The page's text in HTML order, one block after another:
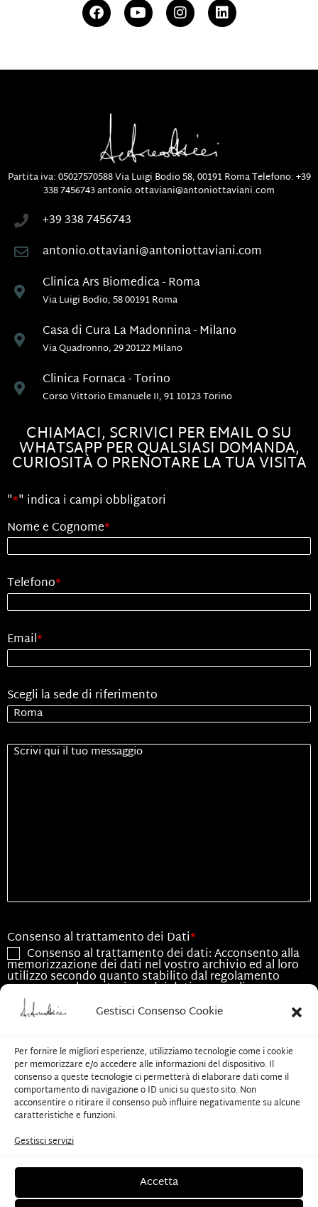
Gestisci Consenso Cookie
Per fornire le migliori esperienze, utilizziamo tecnologie come i cookie
per memorizzare e/o accedere alle informazioni del dispositivo. Il
consenso a queste tecnologie ci permetterà di elaborare dati come il
comportamento di navigazione o ID unici su questo sito. Non
acconsentire o ritirare il consenso può influire negativamente su alcune
caratteristiche e funzioni.
Gestisci servizi
Accetta
Partita iva: 05027570588Via Luigi Bodio 58, 00191 RomaTelefono:+39
338 7456743antonio.ottaviani@antoniottaviani.com
+39 338 7456743
antonio.ottaviani@antoniottaviani.com
Clinica Ars Biomedica - Roma
Via Luigi Bodio, 58 00191 Roma
Casa di Cura La Madonnina - Milano
Via Quadronno, 29 20122 Milano
Clinica Fornaca - Torino
Corso Vittorio Emanuele II, 91 10123 Torino
CHIAMACI, SCRIVICI PER EMAIL O SU
WHATSAPP PER QUALSIASI DOMANDA,
CURIOSITÀ O PRENOTARE LA TUA VISITA
"*" indica i campi obbligatori
Nome e Cognome*
Telefono*
Email*
Scegli la sede di riferimento
Senza
Titolo
Consenso al trattamento dei Dati*
Consenso al trattamento dei dati: Acconsento alla
memorizzazione dei dati nel vostro archivio ed al loro
utilizzo secondo quanto stabilito dal regolamento
europeo per la protezione dei dati personali n.
679/2016, GDPR.
Acconsento all'utilizzo dei dati esclusivamente per
le finalità associate alla presente richiesta
CAPTCHA
Invia